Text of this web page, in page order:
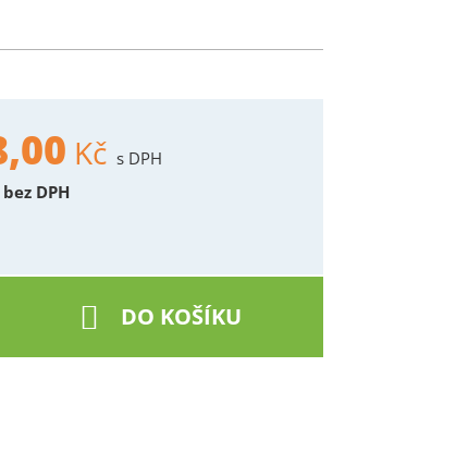
Kč s DPH
bez DPH
DO KOŠÍKU